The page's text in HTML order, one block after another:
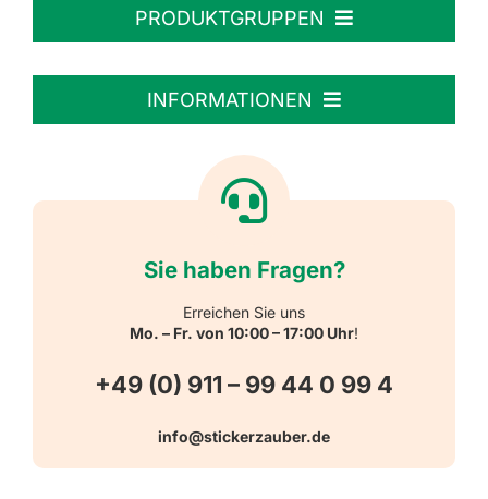
PRODUKTGRUPPEN
Personalisierte Aufkleber
Reflektierende Aufkleber
Warn-, Gebots-, Verbots- und
Hinweisaufkleber
INFORMATIONEN
Versandarten
Sie haben Fragen?
Erreichen Sie uns
Mo. – Fr. von 10:00 – 17:00 Uhr!
+49 (0) 911 – 99 44 0 99 4
info@stickerzauber.de